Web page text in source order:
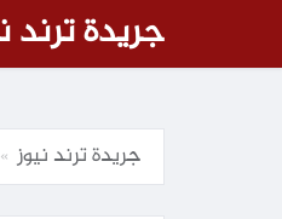
جريدة ترند
جريدة ترند نيوز »